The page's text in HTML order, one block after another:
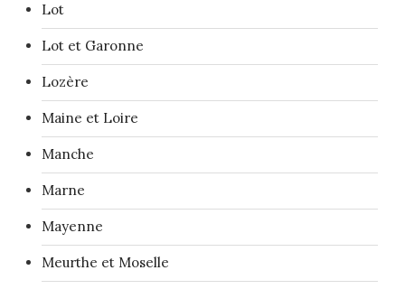
Lot
Lot et Garonne
Lozère
Maine et Loire
Manche
Marne
Mayenne
Meurthe et Moselle